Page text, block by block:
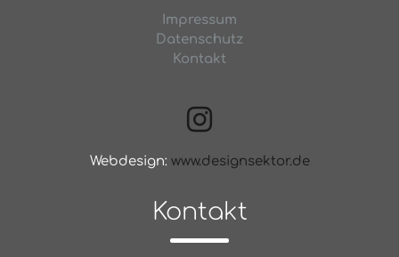
Impressum
Datenschutz
Kontakt
Webdesign: www.designsektor.de
Kontakt